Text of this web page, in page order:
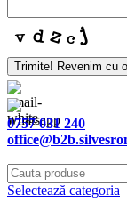
Trimite! Revenim cu
0757 031 240
Selectează categoria